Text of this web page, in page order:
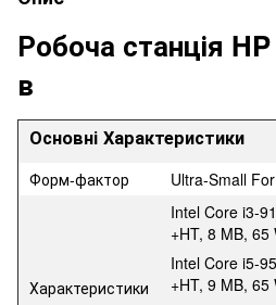
Робоча станція
в
Основні Характеристики
Форм-фактор Ultra-Small
Характеристики
Intel Core i3-
+HT, 8 MB, 65
Intel Core i5-
+HT, 9 MB, 65